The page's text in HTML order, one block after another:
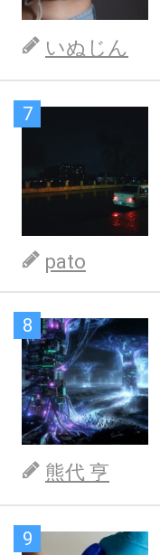
いぬじん
7
pato
8
熊代 亨
9